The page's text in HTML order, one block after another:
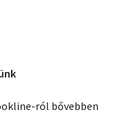
ról bővebben